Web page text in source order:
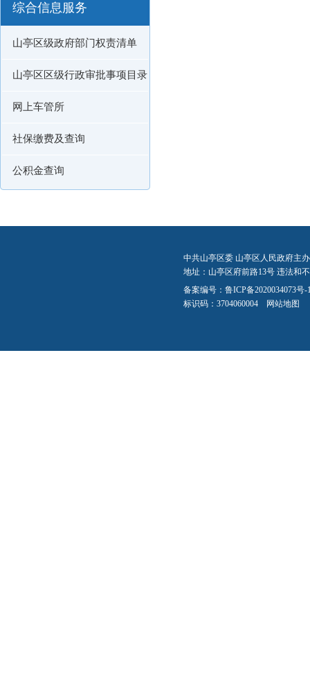
综合信息服务
山亭区级政府部门权责清单
山亭区区级行政审批事项目录
网上车管所
社保缴费及查询
公积金查询
中共山亭区委 山亭区人民政府主
地址：山亭区府前路13号 违法和
备案编号： 鲁ICP备2020034073号-
标识码：3704060004 网站地图